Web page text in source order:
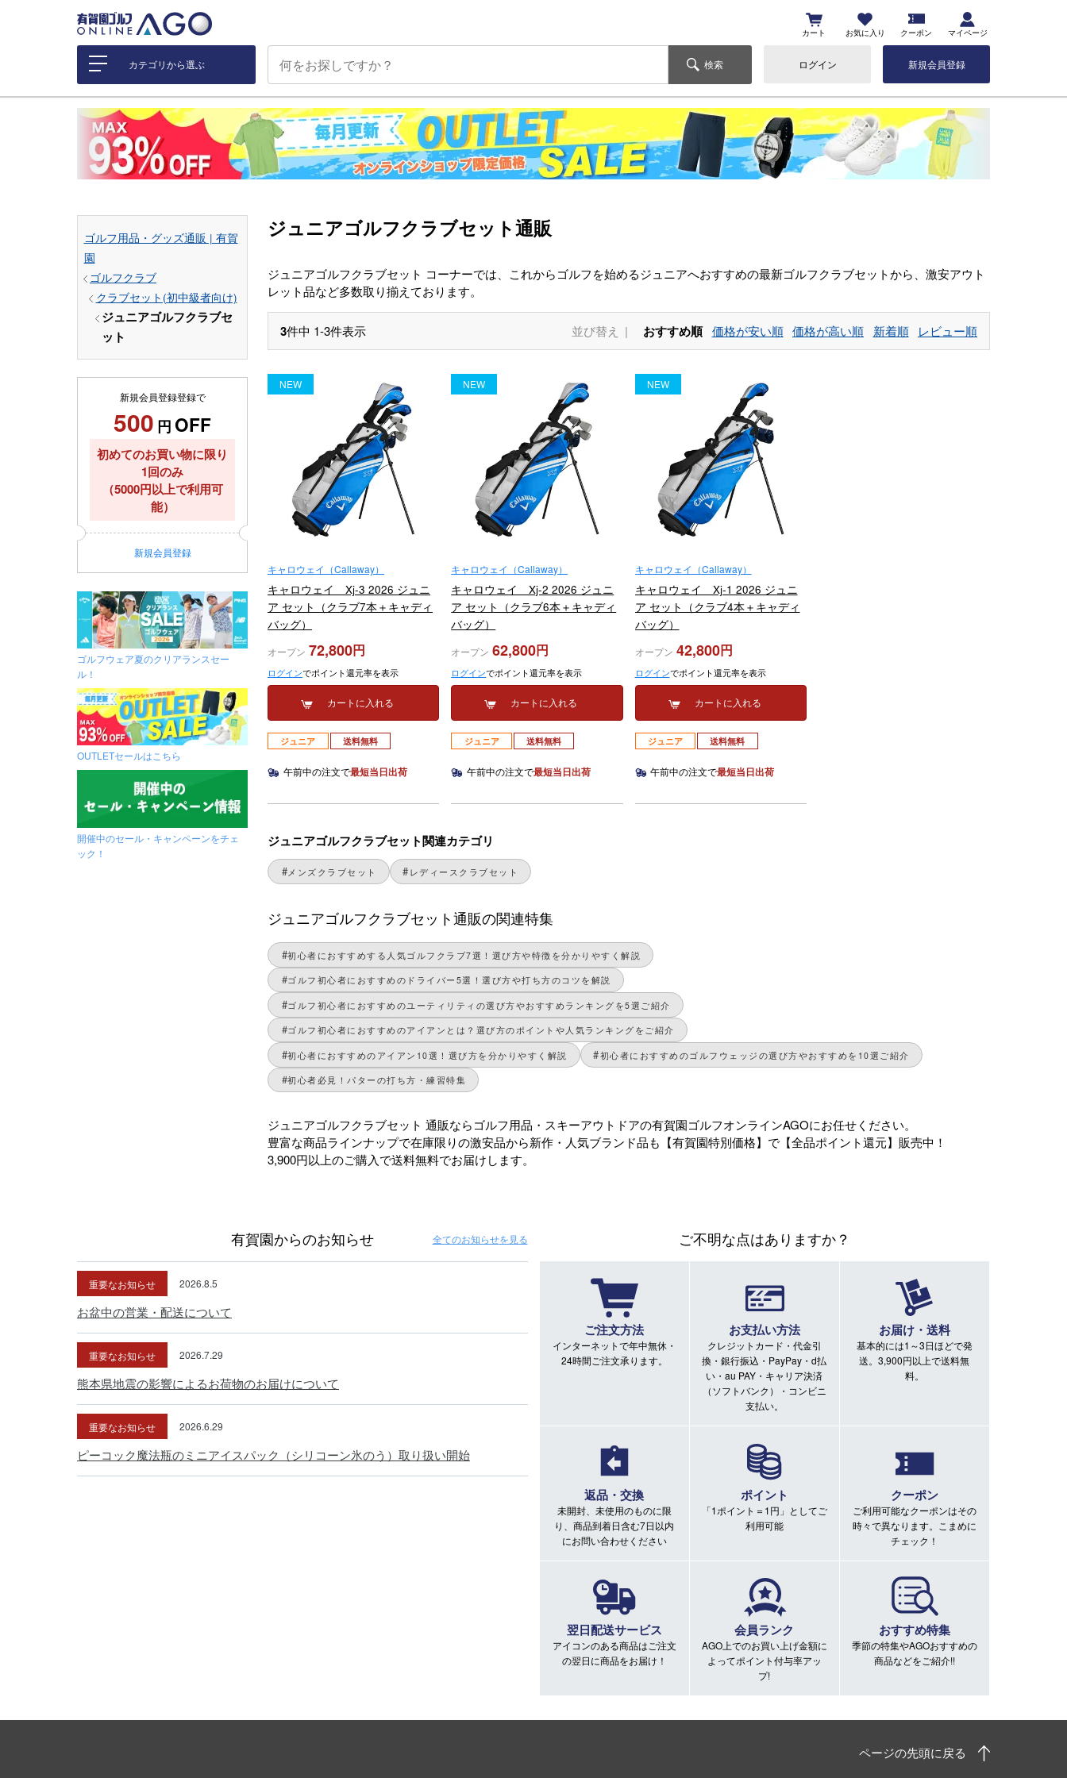
カート お気に入り クーポン マイページ
カテゴリから選ぶ 検索 ログイン 新規会員登録
ゴルフ用品・グッズ通販 | 有賀
園
ゴルフクラブ
クラブセット(初中級者向け)
ジュニアゴルフクラブセ
ット
新規会員登録登録で
500 円 OFF
初めてのお買い物に限り
1回のみ
（5000円以上で利用可
能）
新規会員登録
ゴルフウェア夏のクリアランスセー
ル！
OUTLETセールはこちら
開催中のセール・キャンペーンをチェ
ック！
ジュニアゴルフクラブセット通販
ジュニアゴルフクラブセット コーナーでは、これからゴルフを始めるジュニアへおすすめの最新ゴルフクラブセットから、激安アウト
レット品など多数取り揃えております。
並び替え おすすめ順 価格が安い順 価格が高い順 新着順 レビュー順
3件中 1-3件表示
NEW
キャロウェイ（Callaway）
キャロウェイ Xj-3 2026 ジュニ
ア セット（クラブ7本＋キャディ
バッグ）
オープン 72,800
ログインでポイント還元率を表示
カートに入れる
ジュニア 送料無料
午前中の注文で最短当日出荷
NEW
キャロウェイ（Callaway）
キャロウェイ Xj-2 2026 ジュニ
ア セット（クラブ6本＋キャディ
バッグ）
オープン 62,800
ログインでポイント還元率を表示
カートに入れる
ジュニア 送料無料
午前中の注文で最短当日出荷
NEW
キャロウェイ（Callaway）
キャロウェイ Xj-1 2026 ジュニ
ア セット（クラブ4本＋キャディ
バッグ）
オープン 42,800
ログインでポイント還元率を表示
カートに入れる
ジュニア 送料無料
午前中の注文で最短当日出荷
ジュニアゴルフクラブセット関連カテゴリ
メンズクラブセット レディースクラブセット
ジュニアゴルフクラブセット通販の関連特集
初心者におすすめする人気ゴルフクラブ7選！選び方や特徴を分かりやすく解説
ゴルフ初心者におすすめのドライバー5選！選び方や打ち方のコツを解説
ゴルフ初心者におすすめのユーティリティの選び方やおすすめランキングを5選ご紹介
ゴルフ初心者におすすめのアイアンとは？選び方のポイントや人気ランキングをご紹介
初心者におすすめのアイアン10選！選び方を分かりやすく解説 初心者におすすめのゴルフウェッジの選び方やおすすめを10選ご紹介
初心者必見！パターの打ち方・練習特集
ジュニアゴルフクラブセット 通販ならゴルフ用品・スキーアウトドアの有賀園ゴルフオンラインAGOにお任せください。
豊富な商品ラインナップで在庫限りの激安品から新作・人気ブランド品も【有賀園特別価格】で【全品ポイント還元】販売中！
3,900円以上のご購入で送料無料でお届けします。
有賀園からのお知らせ 全てのお知らせを見る
重要なお知らせ 2026.8.5
お盆中の営業・配送について
重要なお知らせ 2026.7.29
熊本県地震の影響によるお荷物のお届けについて
重要なお知らせ 2026.6.29
ピーコック魔法瓶のミニアイスパック（シリコーン氷のう）取り扱い開始
ご不明な点はありますか？
ご注文方法
インターネットで年中無休・
24時間ご注文承ります。
お支払い方法
クレジットカード・代金引
換・銀行振込・PayPay・d払
い・au PAY・キャリア決済
（ソフトバンク）・コンビニ
支払い。
お届け・送料
基本的には1～3日ほどで発
送。3,900円以上で送料無
料。
返品・交換
未開封、未使用のものに限
り、商品到着日含む7日以内
にお問い合わせください
ポイント
「1ポイント＝1円」としてご
利用可能
クーポン
ご利用可能なクーポンはその
時々で異なります。こまめに
チェック！
翌日配送サービス
アイコンのある商品はご注文
の翌日に商品をお届け！
会員ランク
AGO上でのお買い上げ金額に
よってポイント付与率アッ
プ!
おすすめ特集
季節の特集やAGOおすすめの
商品などをご紹介!!
ページの先頭に戻る